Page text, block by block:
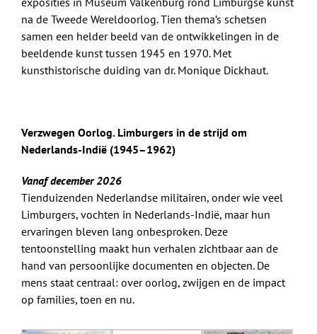
na de Tweede Wereldoorlog. Tien thema’s schetsen
samen een helder beeld van de ontwikkelingen in de
beeldende kunst tussen 1945 en 1970. Met
kunsthistorische duiding van dr. Monique Dickhaut.
Verzwegen Oorlog. Limburgers in de strijd om
Nederlands-Indië (1945–1962)
Vanaf december 2026
Tienduizenden Nederlandse militairen, onder wie veel
Limburgers, vochten in Nederlands-Indië, maar hun
ervaringen bleven lang onbesproken. Deze
tentoonstelling maakt hun verhalen zichtbaar aan de
hand van persoonlijke documenten en objecten. De
mens staat centraal: over oorlog, zwijgen en de impact
op families, toen en nu.